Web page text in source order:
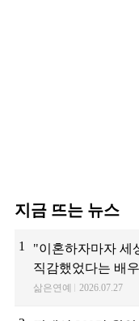
지금 뜨는 뉴스
1
"이혼하자마자 세
직감했었다는 배우
삶은연예 2026.07.27